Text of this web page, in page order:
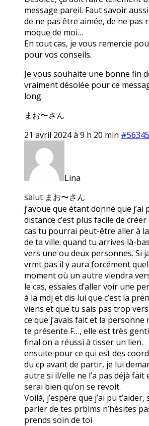
message pareil. Faut savoir
de ne pas être aimée, de ne pas
moque de moi…
En tout cas, je vous remercie
pour vos conseils.
Je vous souhaite une bonne fin
vraiment désolée pour ce
long.
まお〜さん
21 avril 2024 à 9 h 20 min #56345
Lina
salut まお〜さん
j’avoue que étant donné que j’ai
distance c’est plus facile de
cas tu pourrai peut-être aller à
de ta ville. quand tu arrives là-
vers une ou deux personnes. Si
vrmt pas il y aura forcément
moment où un autre viendra
le cas, essaies d’aller voir une
à la mdj et dis lui que c’est la
viens et que tu sais pas trop
ce que j’avais fait et la personne
te présente F…, elle est très
final on a réussi à tisser un lien.
ensuite pour ce qui est des
du cp avant de partir, je lui
autre si il/elle ne l’a pas déjà fait
serai bien qu’on se revoit.
Voilà, j’espère que j’ai pu
parler de tes prblms n’hésites
prends soin de toi